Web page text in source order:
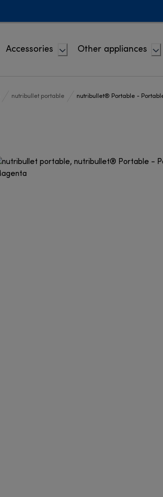
Accessories Other appliances
nutribullet portable nutribullet® Portable -